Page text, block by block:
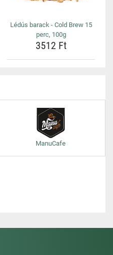
Lédús barack - Cold Brew 15
perc, 100g
3512 Ft
ManuCafe